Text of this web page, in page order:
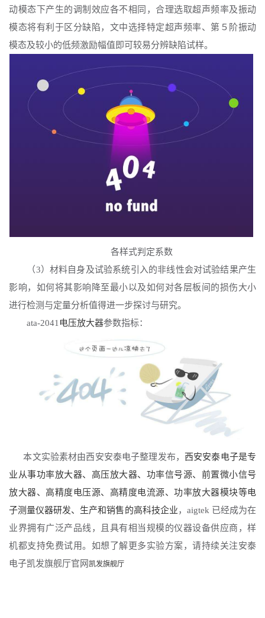
动模态下产生的调制效应各不相同，合理选取超声频率及振动
模态将有利于区分缺陷，文中选择特定超声频率、第５阶振动
模态及较小的低频激励幅值即可较易分辨缺陷试样。
各样式判定系数
（3）材料自身及试验系统引入的非线性会对试验结果产生
影响，如何将其影响降至最小以及如何对各层板间的损伤大小
进行检测与定量分析值得进一步探讨与研究。
ata-2041 电压放大器参数指标：
本文实验素材由西安安泰电子整理发布， 西安安泰电子是专
业从事功率放大器、 高压放大器、 功率信号源、 前置微小信号
放大器、 高精度电压源、 高精度电流源、 功率放大器模块等电
子测量仪器研发、生产和销售的高科技企业， aigtek 已经成为在
业界拥有广泛产品线，且具有相当规模的仪器设备供应商，样
机都支持免费试用。如想了解更多实验方案，请持续关注安泰
电子凯发旗舰厅官网 凯发旗舰厅